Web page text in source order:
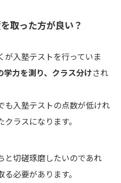
取った方が良い？
が入塾テストを行っていま
学力を測り、クラス分けされ
も入塾テストの点数が低けれ
ラスになります。
と切磋琢磨したいのであれ
る必要があります。